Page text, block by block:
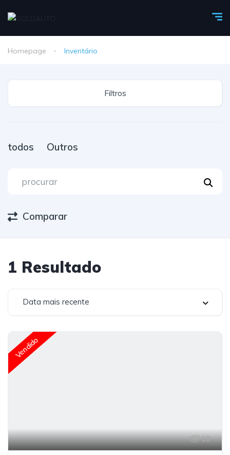
Homepage Inventário
Filtros
todos Outros
Comparar
1 Resultado
Data mais recente
Vendido
12